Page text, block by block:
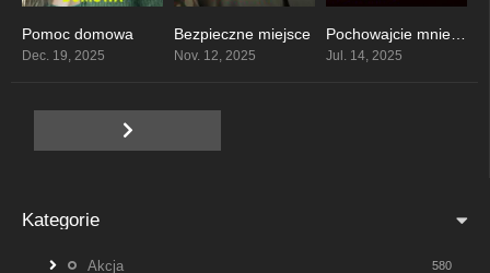
Pomoc domowa
Dec. 19, 2025
5.9
Bezpieczne miejsce
Nov. 12, 2025
4
Pochowajcie mnie, kiedy umrę
Jul. 14, 2025
Kategorie
Akcja 580